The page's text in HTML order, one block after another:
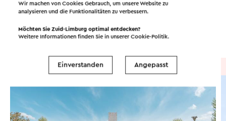
Radfahren Reiter Wandern
Radsport Gravelbiken
Wir machen von Cookies Gebrauch, um unsere Website zu
analysieren und die Funktionalitäten zu verbessern.
Möchten Sie Zuid-Limburg optimal entdecken?
Weitere Informationen finden Sie in unsererCookie-Politik.
Einverstanden Angepasst